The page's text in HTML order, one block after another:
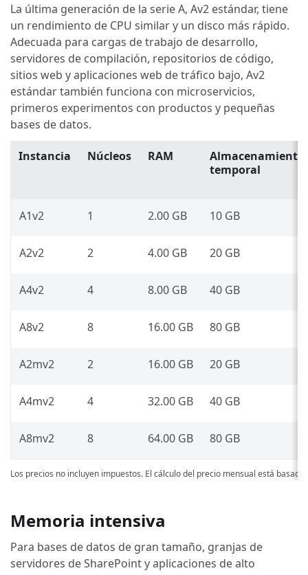
La última generación de la serie A, Av2 estándar, tiene
un rendimiento de CPU similar y un disco más rápido.
Adecuada para cargas de trabajo de desarrollo,
servidores de compilación, repositorios de código,
sitios web y aplicaciones web de tráfico bajo, Av2
estándar también funciona con microservicios,
primeros experimentos con productos y pequeñas
bases de datos.
Instancia Núcleos RAM
Almacenamiento
temporal
A1v2 1 2.00 GB 10 GB
A2v2 2 4.00 GB 20 GB
A4v2 4 8.00 GB 40 GB
A8v2 8 16.00 GB 80 GB
A2mv2 2 16.00 GB 20 GB
A4mv2 4 32.00 GB 40 GB
A8mv2 8 64.00 GB 80 GB
Los precios no incluyen impuestos. El cálculo del precio mensual está
Memoria intensiva
Para bases de datos de gran tamaño, granjas de
servidores de SharePoint y aplicaciones de alto